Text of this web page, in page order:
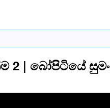
2 | බෝපිටියේ